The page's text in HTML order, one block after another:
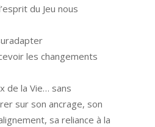
du Jeu nous
les changements
de la Vie… sans
sur son ancrage, son
sa reliance à la